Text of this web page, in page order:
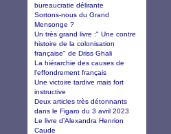
bureaucratie délirante
Sortons-nous du Grand
Mensonge ?
Un très grand livre :" Une contre
histoire de la colonisation
française" de Driss Ghali
La hiérarchie des causes de
l’effondrement français
Une victoire tardive mais fort
instructive
Deux articles très détonnants
dans le Figaro du 3 avril 2023
Le livre d’Alexandra Henrion
Caude